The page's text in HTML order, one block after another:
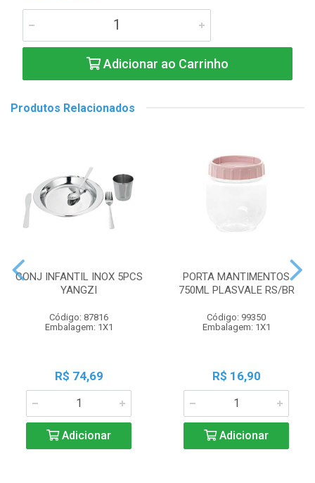
Adicionar ao Carrinho
Produtos Relacionados
CONJ INFANTIL INOX 5PCS
YANGZI
Código: 87816
Embalagem: 1X1
R$ 74,69
Adicionar
PORTA MANTIMENTOS
750ML PLASVALE RS/BR
Código: 99350
Embalagem: 1X1
R$ 16,90
Adicionar